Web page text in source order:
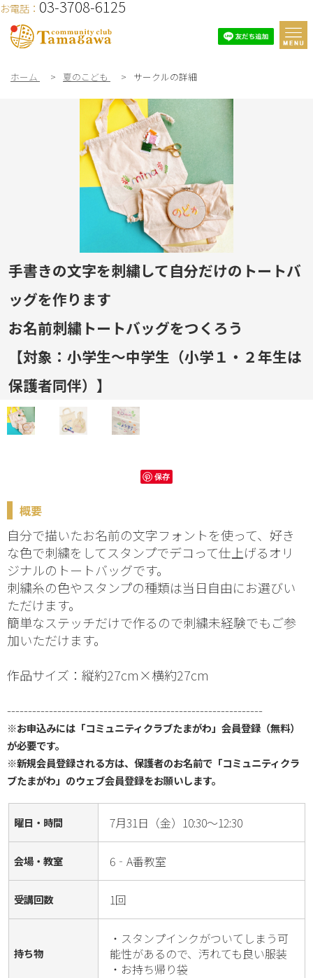
お電話： 03-3708-6125
ホーム > 夏のこども > サークルの詳細
手書きの文字を刺繍して自分だけのトートバ
ッグを作ります
お名前刺繍トートバッグをつくろう
【対象：小学生～中学生（小学１・２年生は
保護者同伴）】
保存
概要
自分で描いたお名前の文字フォントを使って、好き
な色で刺繍をしてスタンプでデコって仕上げるオリ
ジナルのトートバッグです。
刺繍糸の色やスタンプの種類は当日自由にお選びい
ただけます。
簡単なステッチだけで作るので刺繍未経験でもご参
加いただけます。
作品サイズ：縦約27cm×横約27cm
-------------------------------------------------------------
※お申込みには「コミュニティクラブたまがわ」会員登録（無料）
が必要です。
※新規会員登録される方は、保護者のお名前で「コミュニティクラ
ブたまがわ」のウェブ会員登録をお願いします。
曜日・時間 7月31日（金）10:30～12:30
会場・教室 6‐A番教室
受講回数 1回
持ち物
・スタンプインクがついてしまう可
能性があるので、汚れても良い服装
・お持ち帰り袋